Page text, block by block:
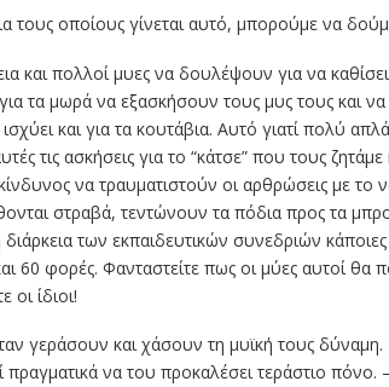
τους οποίους γίνεται αυτό, μπορούμε να
και πολλοί μυες να δουλέψουν για να
τα μωρά να εξασκήσουν τους μυς τους και
και για τα κουτάβια. Αυτό γιατί πολύ
τις ασκήσεις για το “κάτσε” που τους ζητάμε
να τραυματιστούν οι αρθρώσεις με το
στραβά, τεντώνουν τα πόδια προς τα
των εκπαιδευτικών συνεδριών κάποιες
60 φορές. Φανταστείτε πως οι μύες αυτοί θα
ίδιοι!
γεράσουν και χάσουν τη μυϊκή τους
να του προκαλέσει τεράστιο πόνο.